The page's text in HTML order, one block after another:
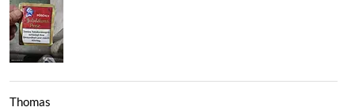
Thomas